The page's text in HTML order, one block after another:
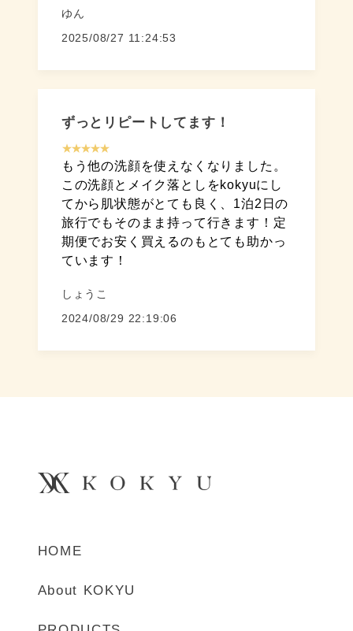
ゆん
2025/08/27 11:24:53
ずっとリピートしてます！
★★★★★
もう他の洗顔を使えなくなりました。
この洗顔とメイク落としをkokyuにし
てから肌状態がとても良く、1泊2日の
旅行でもそのまま持って行きます！定
期便でお安く買えるのもとても助かっ
ています！
しょうこ
2024/08/29 22:19:06
HOME
About KOKYU